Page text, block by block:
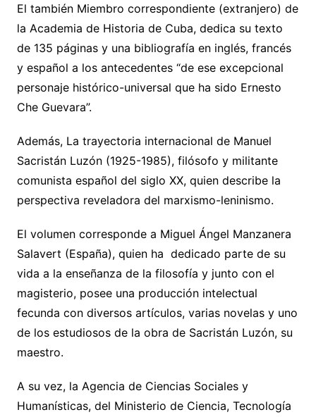
El también Miembro correspondiente (extranjero) de
la Academia de Historia de Cuba, dedica su texto
de 135 páginas y una bibliografía en inglés, francés
y español a los antecedentes “de ese excepcional
personaje histórico-universal que ha sido Ernesto
Che Guevara”.
Además, La trayectoria internacional de Manuel
Sacristán Luzón (1925-1985), filósofo y militante
comunista español del siglo XX, quien describe la
perspectiva reveladora del marxismo-leninismo.
El volumen corresponde a Miguel Ángel Manzanera
Salavert (España), quien ha dedicado parte de su
vida a la enseñanza de la filosofía y junto con el
magisterio, posee una producción intelectual
fecunda con diversos artículos, varias novelas y uno
de los estudiosos de la obra de Sacristán Luzón, su
maestro.
A su vez, la Agencia de Ciencias Sociales y
Humanísticas, del Ministerio de Ciencia, Tecnología